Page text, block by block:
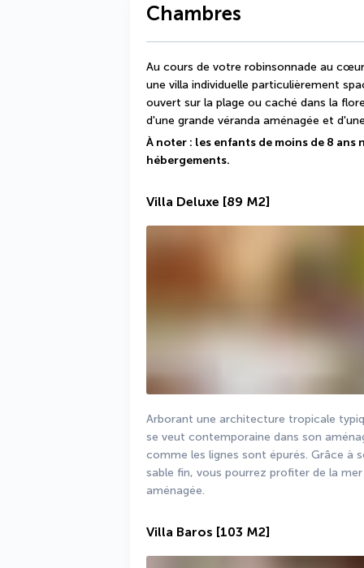
Chambres
Au cours de votre robinsonnade au
une villa individuelle particulièrement
ouvert sur la plage ou caché dans la
d'une grande véranda aménagée et
À noter : les enfants de moins de 8 ans
hébergements.
Villa Deluxe [89 M2]
Arborant une architecture tropicale
se veut contemporaine dans son
comme les lignes sont épurés. Grâce à
sable fin, vous pourrez profiter de la
aménagée.
Villa Baros [103 M2]